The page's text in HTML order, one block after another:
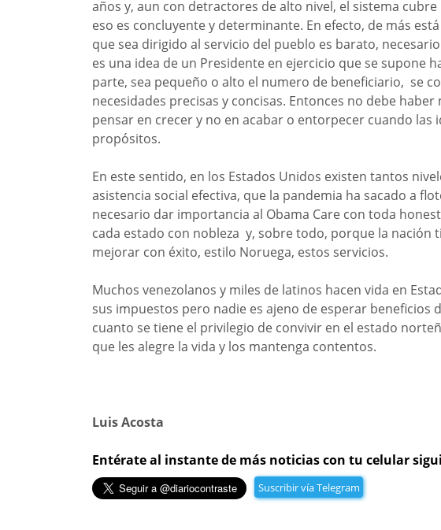
años y, aun con detractores de alto nivel, el sistema
eso es concluyente y determinante. En efecto, de más
que sea dirigido al servicio del pueblo es barato,
es una idea de un Presidente en ejercicio que se supone
parte, sea pequeño o alto el numero de beneficiario, se
necesidades precisas y concisas. Entonces no debe
pensar en crecer y no en acabar o entorpecer cuando las
propósitos.
En este sentido, en los Estados Unidos existen tantos
asistencia social efectiva, que la pandemia ha sacado a
necesario dar importancia al Obama Care con toda
cada estado con nobleza y, sobre todo, porque la nación
mejorar con éxito, estilo Noruega, estos servicios.
Muchos venezolanos y miles de latinos hacen vida en
sus impuestos pero nadie es ajeno de esperar
cuanto se tiene el privilegio de convivir en el estado
que les alegre la vida y los mantenga contentos.
Luis Acosta
Entérate al instante de más noticias con tu celular
Suscribir vía Telegram